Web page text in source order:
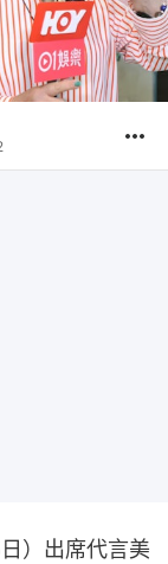
）出席代言美